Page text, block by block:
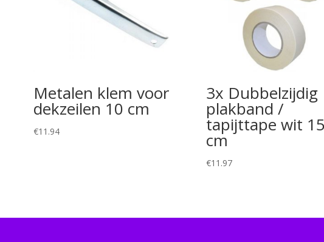
Metalen klem voor
dekzeilen 10 cm
€11.94
3x Dubbelzijdig
plakband /
tapijttape wit
cm
€11.97